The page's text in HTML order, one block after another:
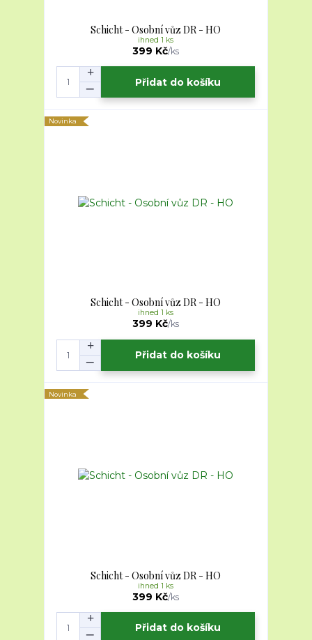
Schicht - Osobní vůz DR - HO
399 Kč/ks
ihned 1 ks
Přidat do košíku
Novinka
Schicht - Osobní vůz DR - HO
399 Kč/ks
ihned 1 ks
Přidat do košíku
Novinka
Schicht - Osobní vůz DR - HO
399 Kč/ks
ihned 1 ks
Přidat do košíku